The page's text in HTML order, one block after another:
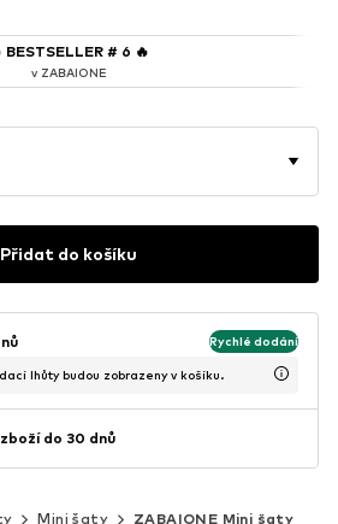
BESTSELLER # 6 🔥
v ZABAIONE
Přidat do košíku
Rychlé dodání
lhůty budou zobrazeny v košíku.
do 30 dnů
Mini šaty ZABAIONE Mini šaty